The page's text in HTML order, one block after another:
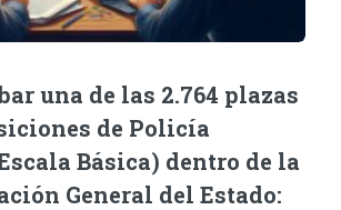
una de las 2.764 plazas
de Policía
Básica) dentro de la
General del Estado: